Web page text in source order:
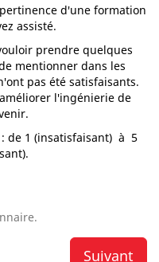
d'une formation
assisté.
prendre quelques
mentionner dans les
pas été satisfaisants.
l'ingénierie de
de 1 (insatisfaisant) à 5
Suivant